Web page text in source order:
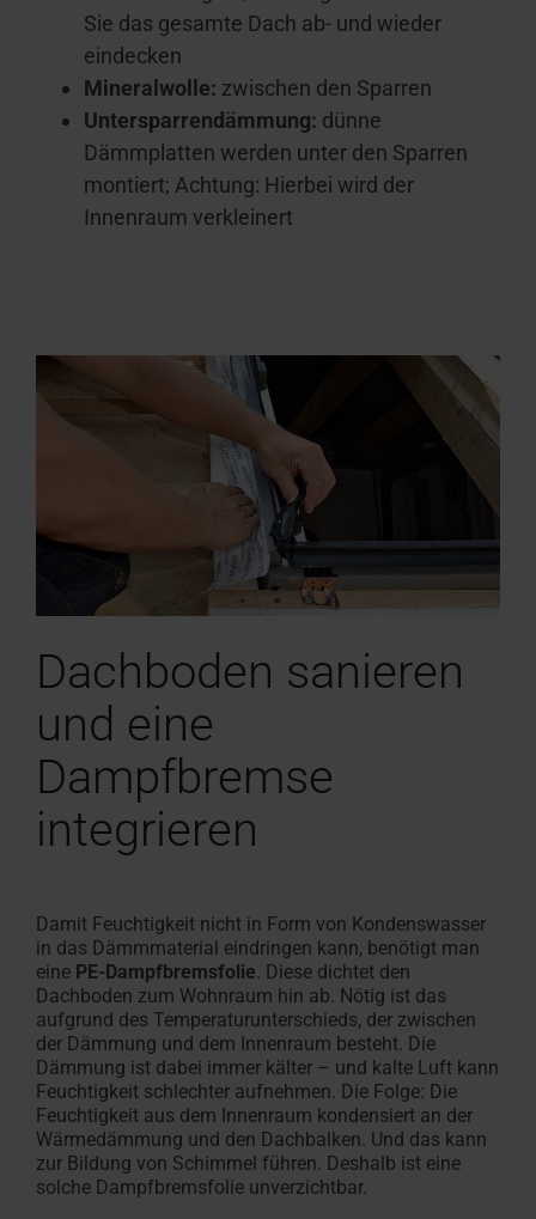
Sie das gesamte Dach ab- und wieder
eindecken
Mineralwolle: zwischen den Sparren
Untersparrendämmung: dünne
Dämmplatten werden unter den Sparren
montiert; Achtung: Hierbei wird der
Innenraum verkleinert
Dachboden sanieren
und eine
Dampfbremse
integrieren
Damit Feuchtigkeit nicht in Form von Kondenswasser
in das Dämmmaterial eindringen kann, benötigt man
eine PE-Dampfbremsfolie. Diese dichtet den
Dachboden zum Wohnraum hin ab. Nötig ist das
aufgrund des Temperaturunterschieds, der zwischen
der Dämmung und dem Innenraum besteht. Die
Dämmung ist dabei immer kälter – und kalte Luft kann
Feuchtigkeit schlechter aufnehmen. Die Folge: Die
Feuchtigkeit aus dem Innenraum kondensiert an der
Wärmedämmung und den Dachbalken. Und das kann
zur Bildung von Schimmel führen. Deshalb ist eine
solche Dampfbremsfolie unverzichtbar.